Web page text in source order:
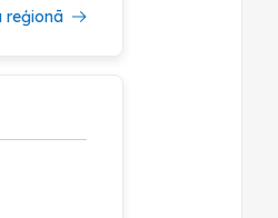
reģionā